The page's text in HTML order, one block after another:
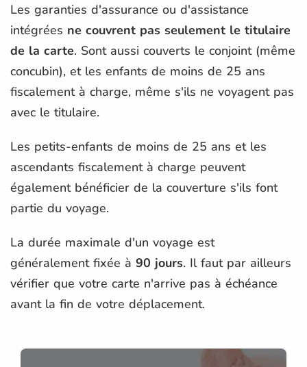
Les garanties d'assurance ou d'assistance
intégrées ne couvrent pas seulement le titulaire
de la carte. Sont aussi couverts le conjoint (même
concubin), et les enfants de moins de 25 ans
fiscalement à charge, même s'ils ne voyagent pas
avec le titulaire.
Les petits-enfants de moins de 25 ans et les
ascendants fiscalement à charge peuvent
également bénéficier de la couverture s'ils font
partie du voyage.
La durée maximale d'un voyage est
généralement fixée à 90 jours. Il faut par ailleurs
vérifier que votre carte n'arrive pas à échéance
avant la fin de votre déplacement.